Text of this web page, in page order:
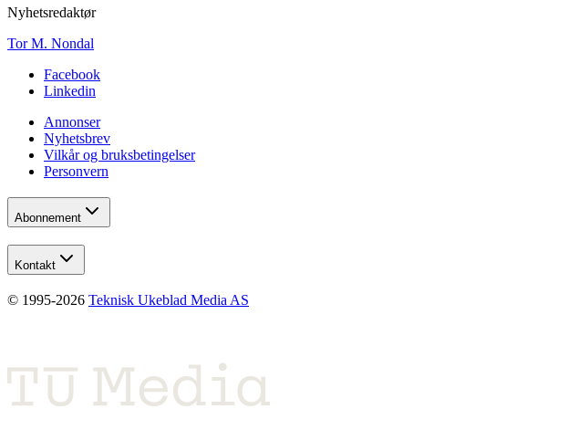
Nyhetsredaktør
Tor M. Nondal
Facebook
Linkedin
Annonser
Nyhetsbrev
Vilkår og bruksbetingelser
Personvern
Abonnement
Kontakt
© 1995-2026 Teknisk Ukeblad Media AS